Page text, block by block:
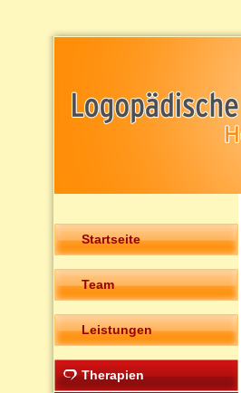
Startseite
Team
Leistungen
Therapien